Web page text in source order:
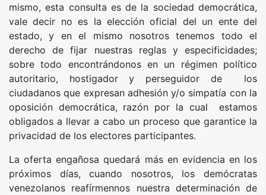
mismo, esta consulta es de la sociedad democrática,
vale decir no es la elección oficial del un ente del
estado, y en el mismo nosotros tenemos todo el
derecho de fijar nuestras reglas y especificidades;
sobre todo encontrándonos en un régimen político
autoritario, hostigador y perseguidor de los
ciudadanos que expresan adhesión y/o simpatía con la
oposición democrática, razón por la cual estamos
obligados a llevar a cabo un proceso que garantice la
privacidad de los electores participantes.
La oferta engañosa quedará más en evidencia en los
próximos días, cuando nosotros, los demócratas
venezolanos reafírmennos nuestra determinación de